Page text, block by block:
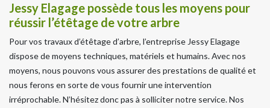
Jessy Elagage possède tous les moyens pour
réussir l’étêtage de votre arbre
Pour vos travaux d’étêtage d’arbre, l’entreprise Jessy Elagage
dispose de moyens techniques, matériels et humains. Avec nos
moyens, nous pouvons vous assurer des prestations de qualité et
nous ferons en sorte de vous fournir une intervention
irréprochable. N’hésitez donc pas à solliciter notre service. Nos